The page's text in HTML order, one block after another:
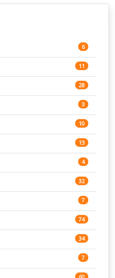
3
169
7
4
133
146
231
134
2
153
345
15
6
11
28
3
10
13
4
32
7
74
34
7